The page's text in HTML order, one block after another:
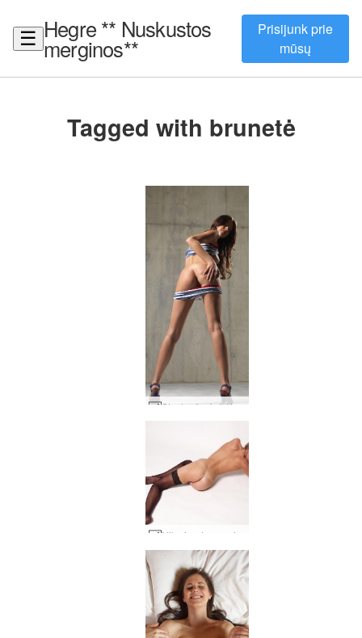
☰ Hegre ** Nuskustos
merginos**
Prisijunk prie
mūsų
Tagged with brunetė
Stasha žvaigždė #24